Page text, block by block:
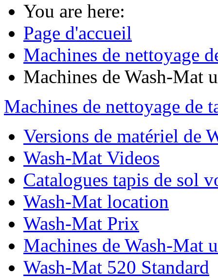
You are here:
Page d'accueil
Machines de nettoyage
Machines de Wash-Mat
Machines de nettoyage de
Versions de matériel de
Wash-Mat Videos
Catalogues tapis de sol
Wash-Mat location
Wash-Mat Prix
Machines de Wash-Mat
Wash-Mat 520 Standard